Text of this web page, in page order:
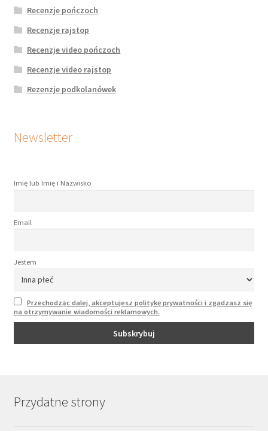
Recenzje pończoch
Recenzje rajstop
Recenzje video pończoch
Recenzje video rajstop
Rezenzje podkolanówek
Newsletter
Imię lub Imię i Nazwisko
Email
Jestem
Przechodząc dalej, akceptujesz politykę prywatności i zgadzasz się
na otrzymywanie wiadomości reklamowych.
Przydatne strony